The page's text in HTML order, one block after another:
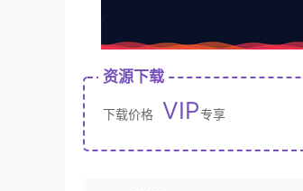
资源下载
下载价格 VIP专享